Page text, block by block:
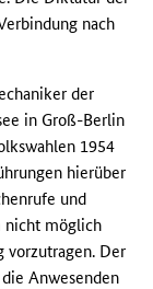
nach
der
in Groß-Berlin
1954
hierüber
und
nicht möglich
vorzutragen. Der
Anwesenden